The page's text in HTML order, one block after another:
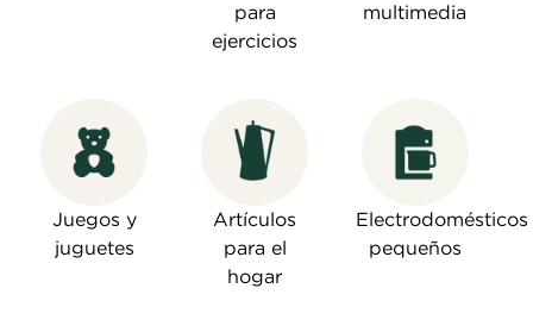
para
ejercicios
multimedia
Juegos y
juguetes
Artículos
para el
hogar
Electrodomésticos
pequeños